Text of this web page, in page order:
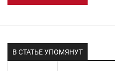
В СТАТЬЕ УПОМЯНУТ